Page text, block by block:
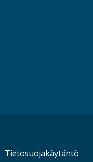
Tietosuojakäytäntö